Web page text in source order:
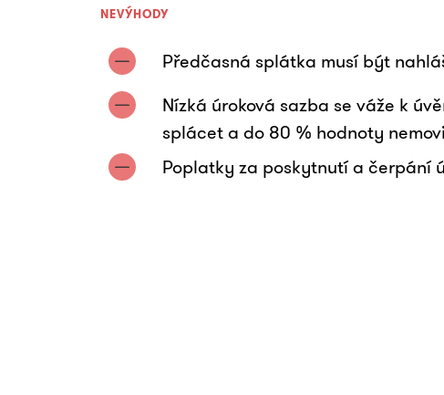
NEVÝHODY
Předčasná splátka musí být
Nízká úroková sazba se váže k
splácet a do 80 % hodnoty
Poplatky za poskytnutí a čerpání